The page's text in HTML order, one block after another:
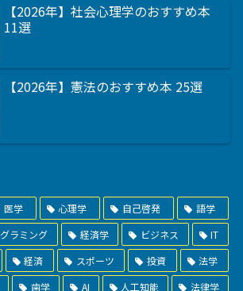
【2026年】社会心理学のおすすめ本
11選
【2026年】憲法のおすすめ本 25選
医学 心理学 自己啓発
語学
ラミング 経済学 ビジネス
IT
経済 スポーツ 投資
法学
歯学 AI 人工知能 法律学